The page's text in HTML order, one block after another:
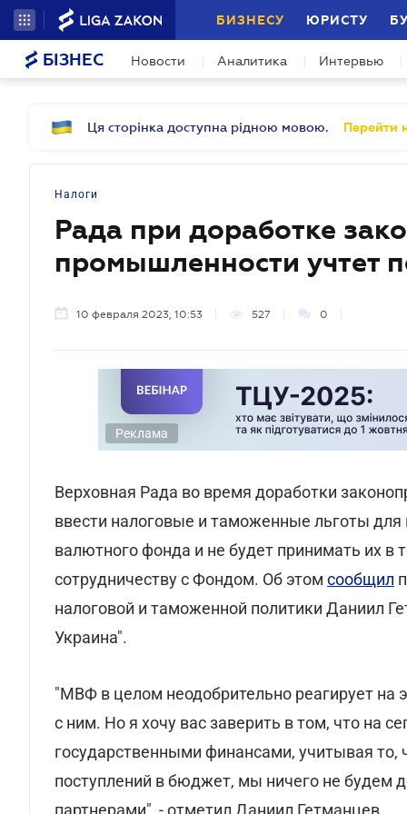
БИЗНЕСУ ЮРИСТУ
БІЗНЕС Новости Аналитика Интервью
Ця сторінка доступна рідною мовою. Перейти
Налоги
Рада при доработке
промышленности учтет
10 февраля 2023, 10:53 527 0
Реклама
Верховная Рада во время доработки
ввести налоговые и таможенные льготы
валютного фонда и не будет принимать их
сотрудничеству с Фондом. Об этом сообщил
налоговой и таможенной политики Даниил
Украина".
"МВФ в целом неодобрительно реагирует на
с ним. Но я хочу вас заверить в том, что на
государственными финансами, учитывая
поступлений в бюджет, мы ничего не будем
партнерами", - отметил Даниил Гетманцев.